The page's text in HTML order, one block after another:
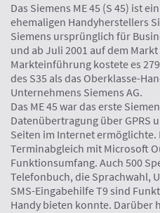
Das Siemens ME 45 (S 45) ist
ehemaligen Handyherstellers
Siemens ursprünglich für
und ab Juli 2001 auf dem
Markteinführung kostete es
des S35 als das Oberklasse-
Unternehmens Siemens AG.
Das ME 45 war das erste
Datenübertragung über GPRS
Seiten im Internet
Terminabgleich mit Microsoft
Funktionsumfang. Auch 500
Telefonbuch, die Sprachwahl,
SMS-Eingabehilfe T9 sind
Handy bieten konnte. Darüber